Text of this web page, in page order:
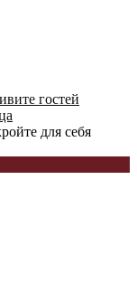
гостей
для себя